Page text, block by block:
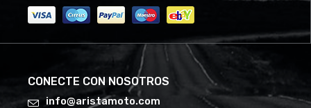
CONECTE CON NOSOTROS
info@aristamoto.com